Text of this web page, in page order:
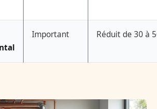
Important Réduit de 30 à